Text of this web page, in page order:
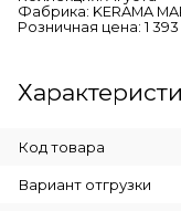
Фабрика: KERAMA
Розничная цена: 1 393
Код товара
Вариант отгрузки